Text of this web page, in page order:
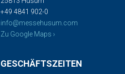
+49 4841 902-0
info@messehusum.com
Zu Google Maps ›
GESCHÄFTSZEITEN